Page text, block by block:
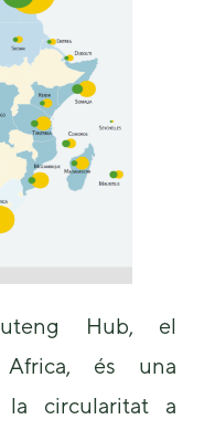
Hub, el
és una
la circularitat a